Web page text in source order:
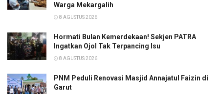
Warga Mekargalih
8 AGUSTUS 2026
Hormati Bulan Kemerdekaan! Sekjen PATRA
Ingatkan Ojol Tak Terpancing Isu
8 AGUSTUS 2026
PNM Peduli Renovasi Masjid Annajatul Faizin di
Garut